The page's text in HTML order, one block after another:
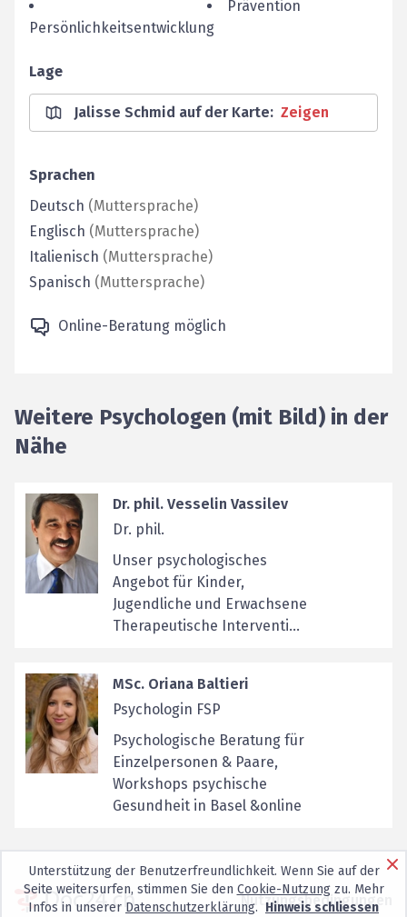
Persönlichkeitsentwicklung
Prävention
Lage
Jalisse Schmid auf der Karte: Zeigen
Sprachen
Deutsch (Muttersprache)
Englisch (Muttersprache)
Italienisch (Muttersprache)
Spanisch (Muttersprache)
Online-Beratung möglich
Weitere Psychologen (mit Bild) in der
Nähe
Dr. phil. Vesselin Vassilev
Dr. phil.
Unser psychologisches
Angebot für Kinder,
Jugendliche und Erwachsene
Therapeutische Interventi...
MSc. Oriana Baltieri
Psychologin FSP
Psychologische Beratung für
Einzelpersonen & Paare,
Workshops psychische
Gesundheit in Basel &online
Nutzungsbedingungen
Unterstützung der Benutzerfreundlichkeit. Wenn Sie auf der
Seite weitersurfen, stimmen Sie den Cookie-Nutzungzu. Mehr
Infos in unserer Datenschutzerklärung. Hinweis schliessen